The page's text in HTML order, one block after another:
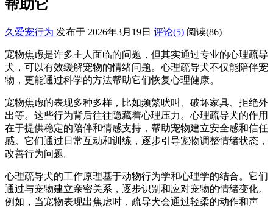
帮助它
久爱宠行为 发布于 2026年3月19日 评论(5) 阅读(86)
宠物焦虑是许多主人面临的问题，但其实通过专业的心理疏导
犬，可以有效缓解宠物的情绪问题。心理疏导犬不仅能陪伴宠
物，更能通过科学的方法帮助它们恢复心理健康。
宠物焦虑的表现多种多样，比如频繁吠叫、破坏家具、拒绝外
出等。这些行为背后往往隐藏着心理压力。心理疏导犬的作用
在于提供稳定的陪伴和情感支持，帮助宠物建立安全感和信任
感。它们通过日常互动和训练，逐步引导宠物调整情绪状态，
改善行为问题。
心理疏导犬的工作原理基于动物行为学和心理学的结合。它们
通过与宠物建立亲密关系，逐步识别和应对宠物的情绪变化。
例如，当宠物表现出焦虑时，疏导犬会通过轻柔的动作和声